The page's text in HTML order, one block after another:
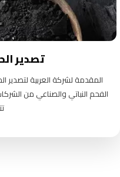
تصدير
المقدمة لشركة العربية لتصدير
الفحم النباتي والصناعي من